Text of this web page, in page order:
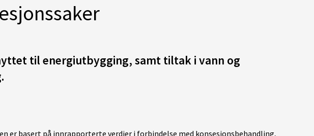
til energiutbygging, samt tiltak i vann og
er basert på innrapporterte verdier i forbindelse med konsesjonsbehandling,